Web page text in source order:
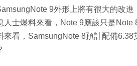
9外形上將有很大的改
人士爆料來看，Note 9應該只是
看，SamsungNote 8預計配備6.38